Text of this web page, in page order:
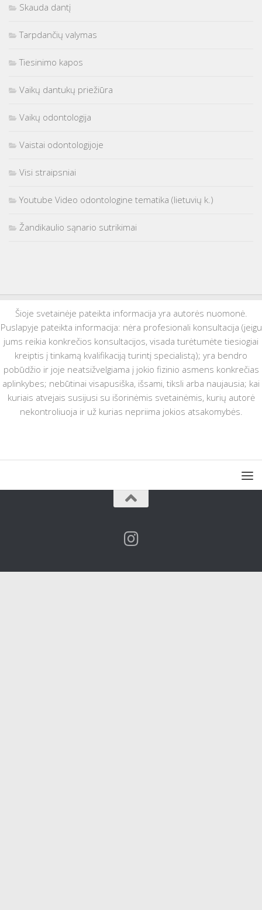
Skauda dantį
Tarpdančių valymas
Tiesinimo kapos
Vaikų dantukų priežiūra
Vaikų odontologija
Vaistai odontologijoje
Visi straipsniai
Youtube Video odontologine tematika (lietuvių k.)
Žandikaulio sąnario sutrikimai
Šioje svetainėje pateikta informacija yra autorės nuomonė.
Puslapyje pateikta informacija: nėra profesionali konsultacija (jeigu
jums reikia konkrečios konsultacijos, visada turėtumėte tiesiogiai
kreiptis į tinkamą kvalifikaciją turintį specialistą); yra bendro
pobūdžio ir joje neatsižvelgiama į jokio fizinio asmens konkrečias
aplinkybes; nebūtinai visapusiška, išsami, tiksli arba naujausia; kai
kuriais atvejais susijusi su išorinėmis svetainėmis, kurių autorė
nekontroliuoja ir už kurias nepriima jokios atsakomybės.